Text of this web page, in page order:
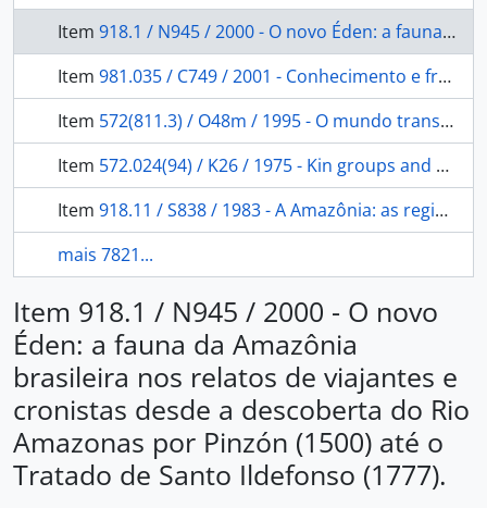
Item 918.1 / N945 / 2000 - O novo Éden: a fauna da Amazônia brasileira nos relatos de viajantes e cronistas desde a descoberta do Rio Amazonas por Pinzón (1500) até o Tratado de Santo Ildefonso (1777).
Item 981.035 / C749 / 2001 - Conhecimento e fronteira: história da Ciência na Amazônia.
Item 572(811.3) / O48m / 1995 - O mundo transformado: um estudo da "cultura de fronteira" no Alto Rio Negro.
Item 572.024(94) / K26 / 1975 - Kin groups and social structure
Item 918.11 / S838 / 1983 - A Amazônia: as regiões selvagens do mundo.
mais 7821...
Item 918.1 / N945 / 2000 - O novo
Éden: a fauna da Amazônia
brasileira nos relatos de viajantes e
cronistas desde a descoberta do Rio
Amazonas por Pinzón (1500) até o
Tratado de Santo Ildefonso (1777).